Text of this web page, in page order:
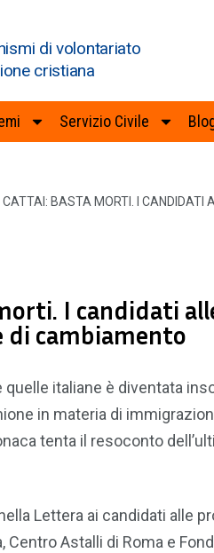
di volontariato
cristiana
Servizio Civile
CATTAI: BASTA MORTI. I CANDIDATI
I candidati
di cambiamento
italiane è diventata
in materia di
tenta il resoconto
Lettera ai candidati alle
Astalli di Roma e